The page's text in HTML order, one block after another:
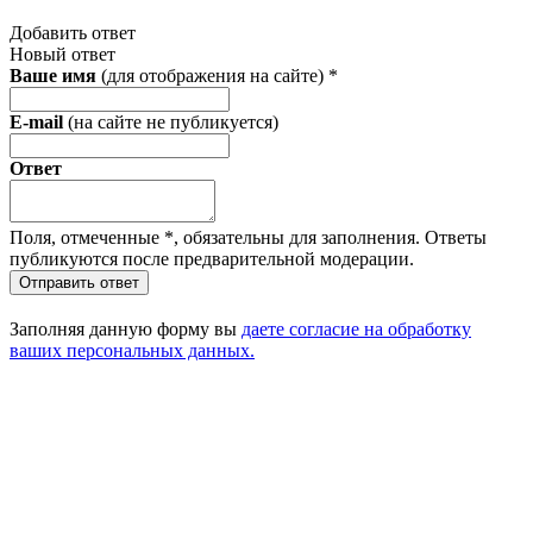
Добавить ответ
Новый ответ
Ваше имя (для отображения на сайте) *
E-mail (на сайте не публикуется)
Ответ
Поля, отмеченные *, обязательны для заполнения. Ответы
публикуются после предварительной модерации.
Отправить ответ
Заполняя данную форму вы даете согласие на обработку
ваших персональных данных.